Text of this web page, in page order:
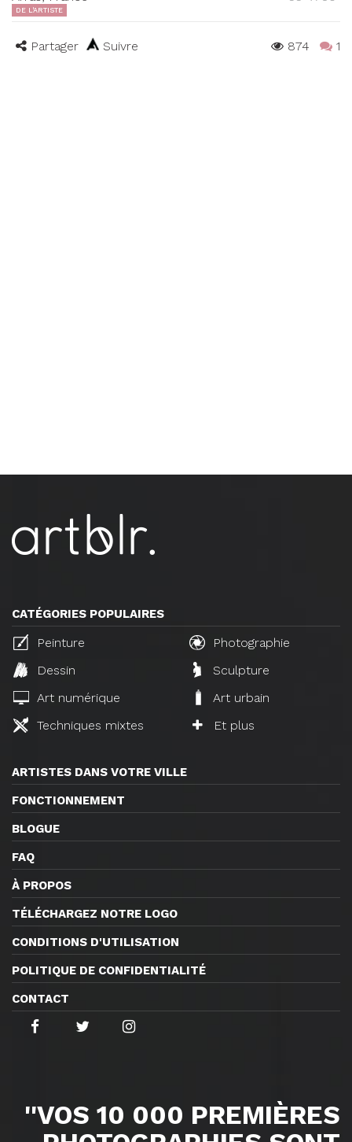
DE L'ARTISTE
Partager Suivre 874 1
CATÉGORIES POPULAIRES
Peinture
Photographie
Dessin
Sculpture
Art numérique
Art urbain
Techniques mixtes
Et plus
ARTISTES DANS VOTRE VILLE
FONCTIONNEMENT
BLOGUE
FAQ
À PROPOS
TÉLÉCHARGEZ NOTRE LOGO
CONDITIONS D'UTILISATION
POLITIQUE DE CONFIDENTIALITÉ
CONTACT
''VOS 10 000 PREMIÈRES